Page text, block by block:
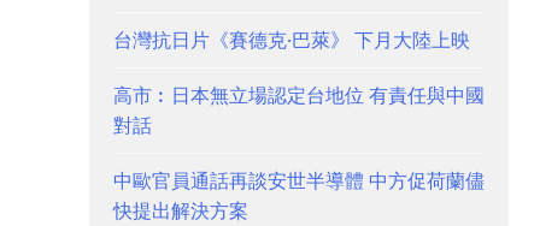
台灣抗日片《賽德克·巴萊》 下月大陸上映
高市︰日本無立場認定台地位 有責任與中國
對話
中歐官員通話再談安世半導體 中方促荷蘭儘
快提出解決方案